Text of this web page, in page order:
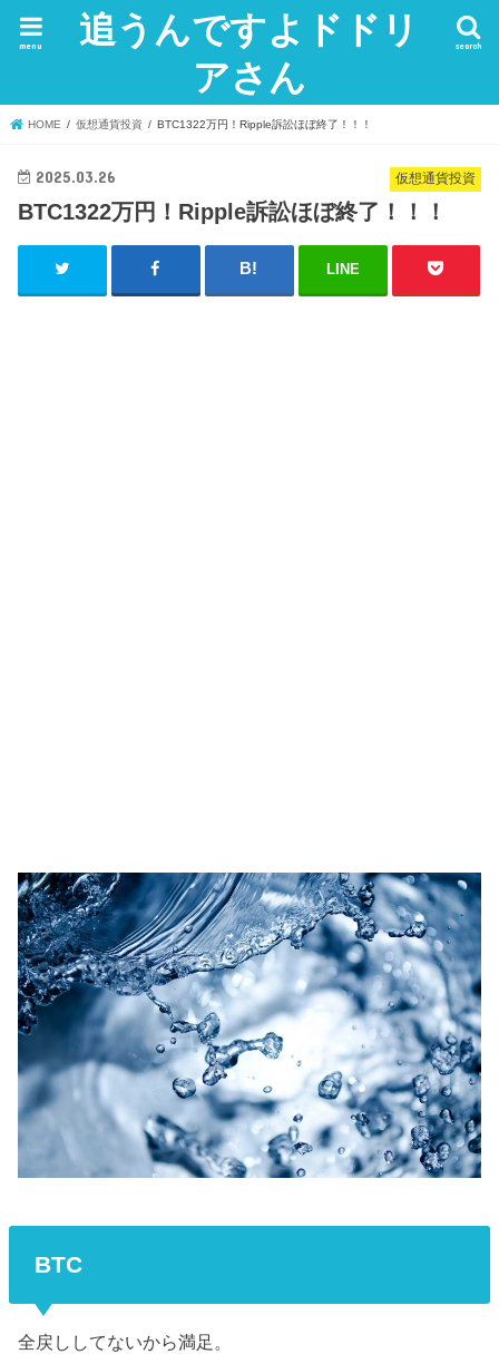
追うんですよドドリ
アさん
search
menu
HOME 仮想通貨投資 BTC1322万円！Ripple訴訟ほぼ終了！！！
仮想通貨投資
2025.03.26
BTC1322万円！Ripple訴訟ほぼ終了！！！
LINE
BTC
全戻ししてないから満足。